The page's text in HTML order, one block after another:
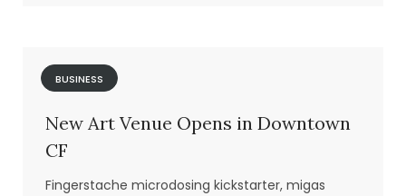
BUSINESS
New Art Venue Opens in Downtown
CF
Fingerstache microdosing kickstarter, migas